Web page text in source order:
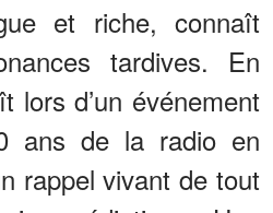
et riche, connaît
tardives. En
lors d’un événement
ans de la radio en
rappel vivant de tout